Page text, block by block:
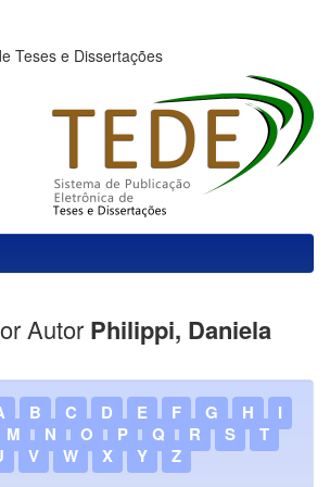
Teses e Dissertações
Autor Philippi, Daniela
B C D E F G H
I
M N O P Q R S
T
V W X Y Z